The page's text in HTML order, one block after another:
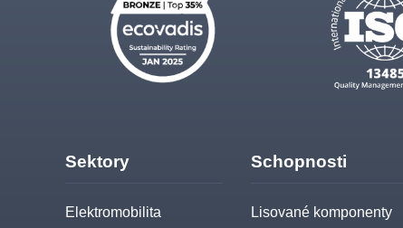
Sektory
Elektromobilita
Schopnosti
Lisované komponenty